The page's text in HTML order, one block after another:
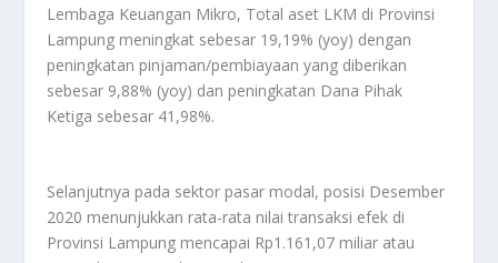
Lembaga Keuangan Mikro, Total aset LKM di Provinsi
Lampung meningkat sebesar 19,19% (yoy) dengan
peningkatan pinjaman/pembiayaan yang diberikan
sebesar 9,88% (yoy) dan peningkatan Dana Pihak
Ketiga sebesar 41,98%.
Selanjutnya pada sektor pasar modal, posisi Desember
2020 menunjukkan rata-rata nilai transaksi efek di
Provinsi Lampung mencapai Rp1.161,07 miliar atau